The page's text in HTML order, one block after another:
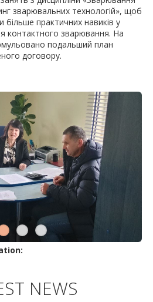
зварювальних технологій», щоб
більше практичних навиків у
контактного зварювання. На
подальший план
договору.
NEWS